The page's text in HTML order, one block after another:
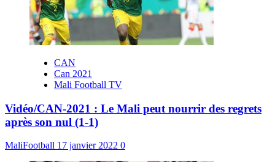
CAN
Can 2021
Mali Football TV
Vidéo/CAN-2021 : Le Mali peut nourrir des regrets
après son nul (1-1)
MaliFootball 17 janvier 2022 0